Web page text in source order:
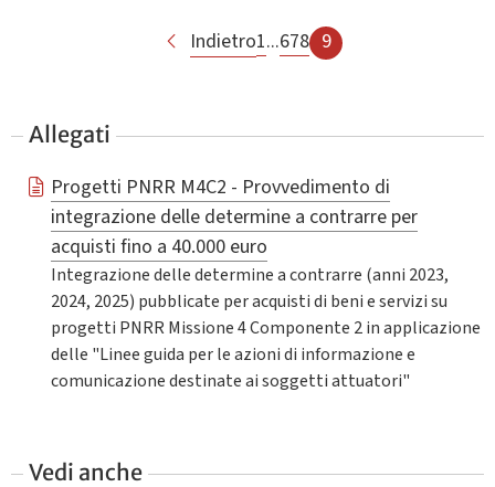
Indietro1...678 9
Allegati
Progetti PNRR M4C2 - Provvedimento di
integrazione delle determine a contrarre per
acquisti fino a 40.000 euro
Integrazione delle determine a contrarre (anni 2023,
2024, 2025) pubblicate per acquisti di beni e servizi su
progetti PNRR Missione 4 Componente 2 in applicazione
delle "Linee guida per le azioni di informazione e
comunicazione destinate ai soggetti attuatori"
Vedi anche